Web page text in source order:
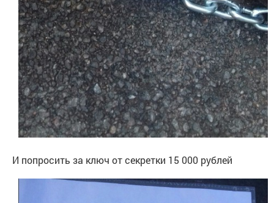
И попросить за ключ от секретки 15 000 рублей